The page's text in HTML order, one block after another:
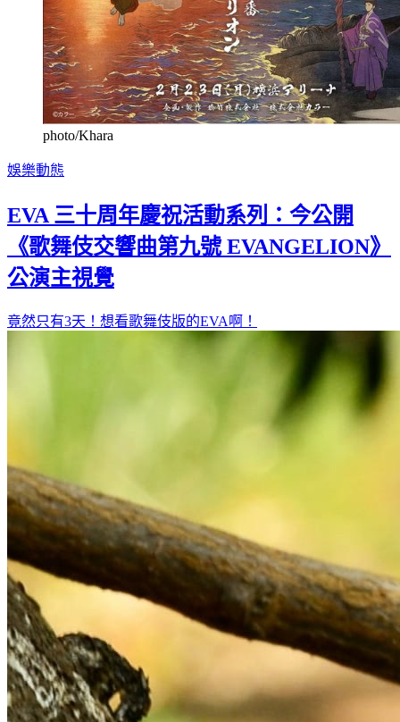
photo/Khara
娛樂動態
EVA 三十周年慶祝活動系列：今公開
《歌舞伎交響曲第九號 EVANGELION》
公演主視覺
竟然只有3天！想看歌舞伎版的EVA啊！